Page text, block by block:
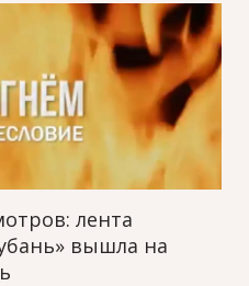
лента
вышла на